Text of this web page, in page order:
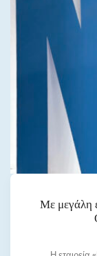
Με μεγάλη